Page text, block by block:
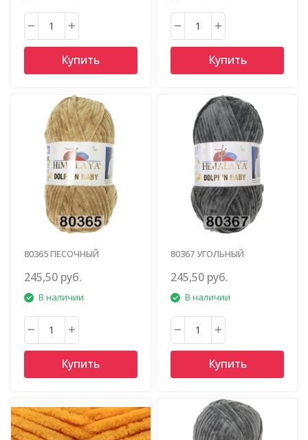
Купить Купить
80365 ПЕСОЧНЫЙ
245,50 руб.
В наличии
Купить
80367 УГОЛЬНЫЙ
245,50 руб.
В наличии
Купить